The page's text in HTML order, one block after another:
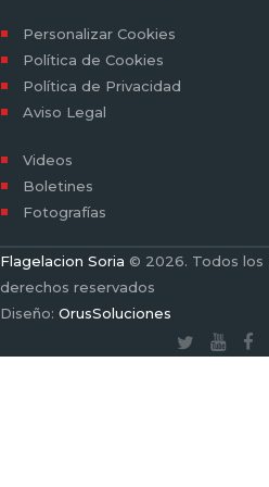
Personalizar Cookies
Política de Cookies
Política de Privacidad
Aviso Legal
Videos
Boletines
Fotografías
Flagelacion Soria © 2026. Todos los
derechos reservados
Diseño: OrusSoluciones